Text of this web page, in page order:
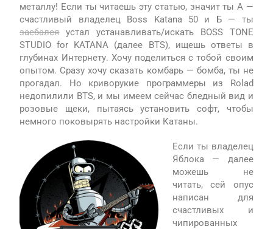
металлу! Если ты читаешь эту статью, значит ты А —
счастливый владелец Boss Katana 50 и Б — ты
заебалсяустал устанавливать/искать BOSS TONE
STUDIO for KATANA (далее BTS), ищешь ответы в
глубинах Интернету. Хочу поделиться с тобой своим
опытом. Сразу хочу сказать комбарь — бомба, ты не
прогадал. Но криворукие программеры из Rolad
недопилили BTS, и мы имеем сейчас бледный вид и
розовые щеки, пытаясь установить софт, чтобы
немного поковырять настройки Катаны.
Если ты владелец
Яблока — далее
можешь не
читать, сей опус
написан для
счастливых и
чипированных